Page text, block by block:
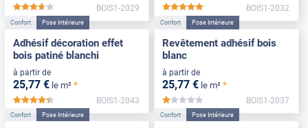
*****
BOIS1-2029 BOIS1-2032
Confort Pose Intérieure
Adhésif décoration effet
bois patiné blanchi
à partir de
25,77 € le m² *
*****
BOIS1-2043
Confort Pose Intérieure
Revêtement adhésif bois
blanc
à partir de
25,77 € le m² *
*****
BOIS1-2037
Confort Pose Intérieure Confort Pose Intérieure